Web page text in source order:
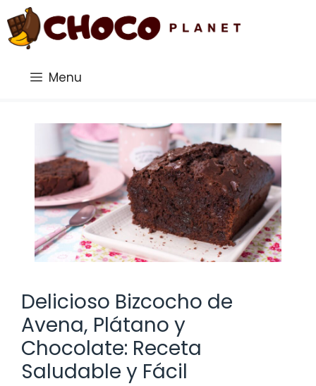
Saltar
al
contenido
Menu
Delicioso Bizcocho de
Avena, Plátano y
Chocolate: Receta
Saludable y Fácil